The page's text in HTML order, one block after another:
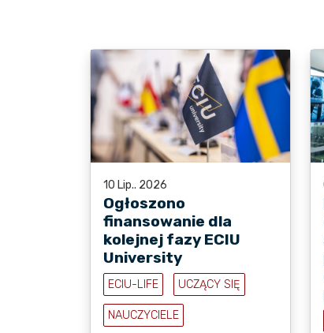
10 Lip.. 2026
Ogłoszono
finansowanie dla
kolejnej fazy ECIU
University
ECIU-LIFE UCZĄCY SIĘ
NAUCZYCIELE